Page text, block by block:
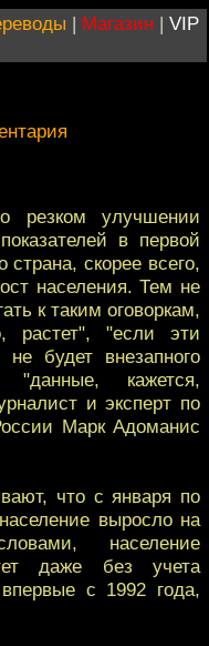
| Магазин | VIP
резком улучшении
в первой
скорее всего,
населения. Тем не
к таким оговоркам,
растет", "если эти
будет внезапного
кажется,
и эксперт по
Марк Адоманис
что с января по
выросло на
население
даже без учета
с 1992 года,